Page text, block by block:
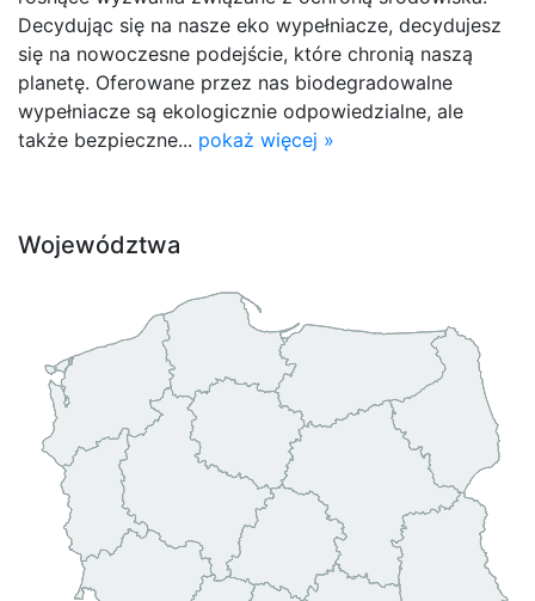
Decydując się na nasze eko wypełniacze, decydujesz
się na nowoczesne podejście, które chronią naszą
planetę. Oferowane przez nas biodegradowalne
wypełniacze są ekologicznie odpowiedzialne, ale
także bezpieczne... pokaż więcej »
Województwa